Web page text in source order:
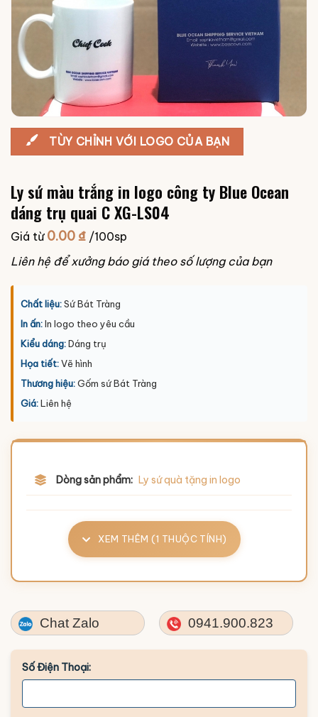
TÙY CHỈNH VỚI LOGO CỦA BẠN
Ly sứ màu trắng in logo công ty Blue Ocean
dáng trụ quai C XG-LS04
Giá từ 0.00₫ /100sp
Liên hệ để xưởng báo giá theo số lượng của bạn
Chất liệu:Sứ Bát Tràng
In ấn:In logo theo yêu cầu
Kiểu dáng:Dáng trụ
Họa tiết:Vẽ hình
Thương hiệu:Gốm sứ Bát Tràng
Giá:Liên hệ
Dòng sản phẩm: Ly sứ quà tặng in logo
XEM THÊM (1 THUỘC TÍNH)
Chat Zalo 0941.900.823
Số Điện Thoại: